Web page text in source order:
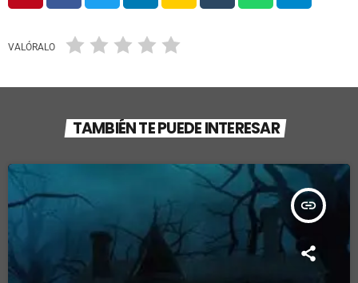
VALÓRALO
TAMBIÉN TE PUEDE INTERESAR
insert_link